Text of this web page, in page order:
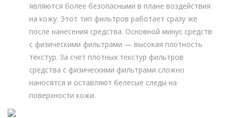
являются более безопасными в плане воздействия
на кожу. Этот тип фильтров работает сразу же
после нанесения средства. Основной минус средств
с физическими фильтрами — высокая плотность
текстур. За счет плотных текстур фильтров
средства с физическими фильтрами сложно
наносятся и оставляют белесые следы на
поверхности кожи.